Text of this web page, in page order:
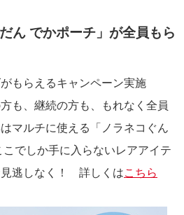
ん でかポーチ」が全員もら
もらえるキャンペーン実施
も、継続の方も、もれなく全員
マルチに使える「ノラネコぐん
でしか手に入らないレアアイテ
逃しなく！ 詳しくはこちら